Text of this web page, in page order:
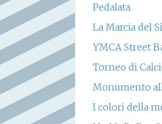
Pedalata
La Marcia del
YMCA Street
Torneo di
Monumento
I colori della